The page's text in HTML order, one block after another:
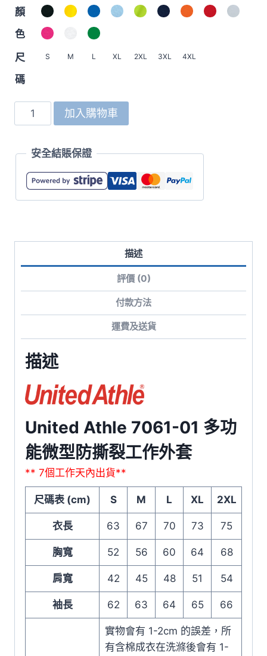
顏
色
尺
碼
S M L XL 2XL 3XL 4XL
7061
多
能
作
數
加入購物車
安全結賬保證
描述
評價 (0)
付款方法
運費及送貨
描述
United Athle 7061-01 多功
能微型防撕裂工作外套
** 7個工作天內出貨**
尺碼表 (cm) S M L XL 2XL
衣長 63 67 70 73 75
胸寬 52 56 60 64 68
肩寬 42 45 48 51 54
袖長 62 63 64 65 66
實物會有 1-2cm 的誤差，所
有含棉成衣在洗滌後會有 1-